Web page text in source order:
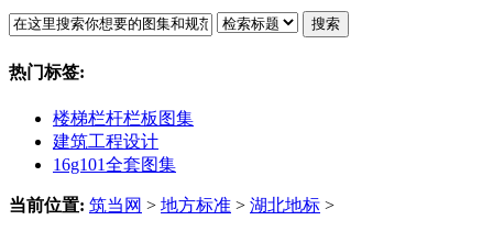
搜索
热门标签:
楼梯栏杆栏板图集
建筑工程设计
16g101全套图集
当前位置: 筑当网 > 地方标准 > 湖北地标 >